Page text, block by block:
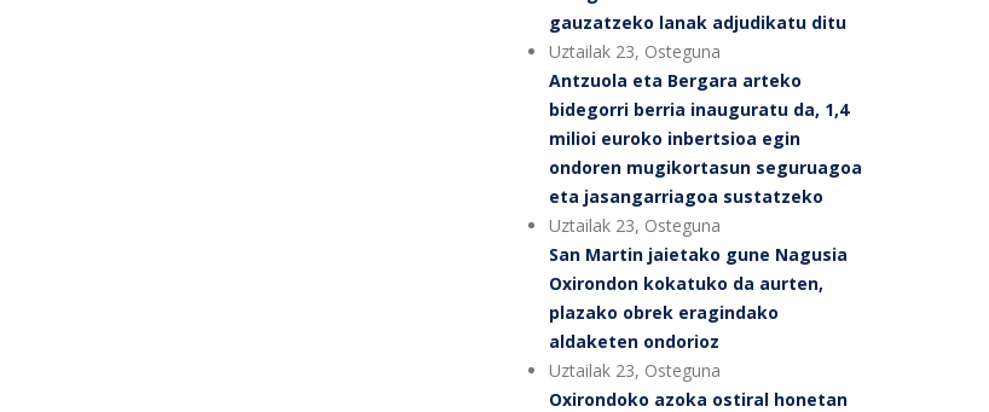
gauzatzeko lanak adjudikatu ditu
Uztailak 23, Osteguna
Antzuola eta Bergara arteko
bidegorri berria inauguratu da, 1,4
milioi euroko inbertsioa egin
ondoren mugikortasun seguruagoa
eta jasangarriagoa sustatzeko
Uztailak 23, Osteguna
San Martin jaietako gune Nagusia
Oxirondon kokatuko da aurten,
plazako obrek eragindako
aldaketen ondorioz
Uztailak 23, Osteguna
Oxirondoko azoka ostiral honetan